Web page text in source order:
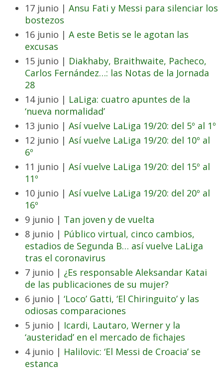
17 junio | Ansu Fati y Messi para silenciar los
bostezos
16 junio | A este Betis se le agotan las
excusas
15 junio | Diakhaby, Braithwaite, Pacheco,
Carlos Fernández…: las Notas de la Jornada
28
14 junio | LaLiga: cuatro apuntes de la
‘nueva normalidad’
13 junio | Así vuelve LaLiga 19/20: del 5º al 1º
12 junio | Así vuelve LaLiga 19/20: del 10º al
6º
11 junio | Así vuelve LaLiga 19/20: del 15º al
11º
10 junio | Así vuelve LaLiga 19/20: del 20º al
16º
9 junio | Tan joven y de vuelta
8 junio | Público virtual, cinco cambios,
estadios de Segunda B… así vuelve LaLiga
tras el coronavirus
7 junio | ¿Es responsable Aleksandar Katai
de las publicaciones de su mujer?
6 junio | ‘Loco’ Gatti, ‘El Chiringuito’ y las
odiosas comparaciones
5 junio | Icardi, Lautaro, Werner y la
‘austeridad’ en el mercado de fichajes
4 junio | Halilovic: ‘El Messi de Croacia’ se
estanca